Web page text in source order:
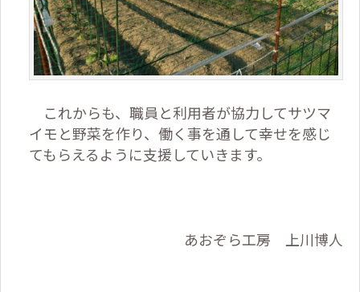
これからも、職員と利用者が協力してサツマ
イモと野菜を作り、働く事を通して幸せを感じ
てもらえるように支援していきます。
あおぞら工房 上川博人